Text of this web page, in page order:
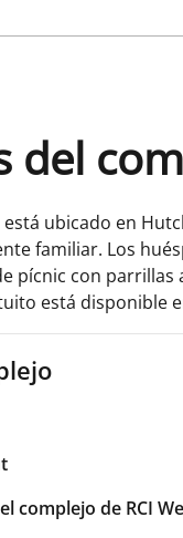
del
está ubicado en
familiar. Los
pícnic con parrillas
está disponible
complejo de RCI